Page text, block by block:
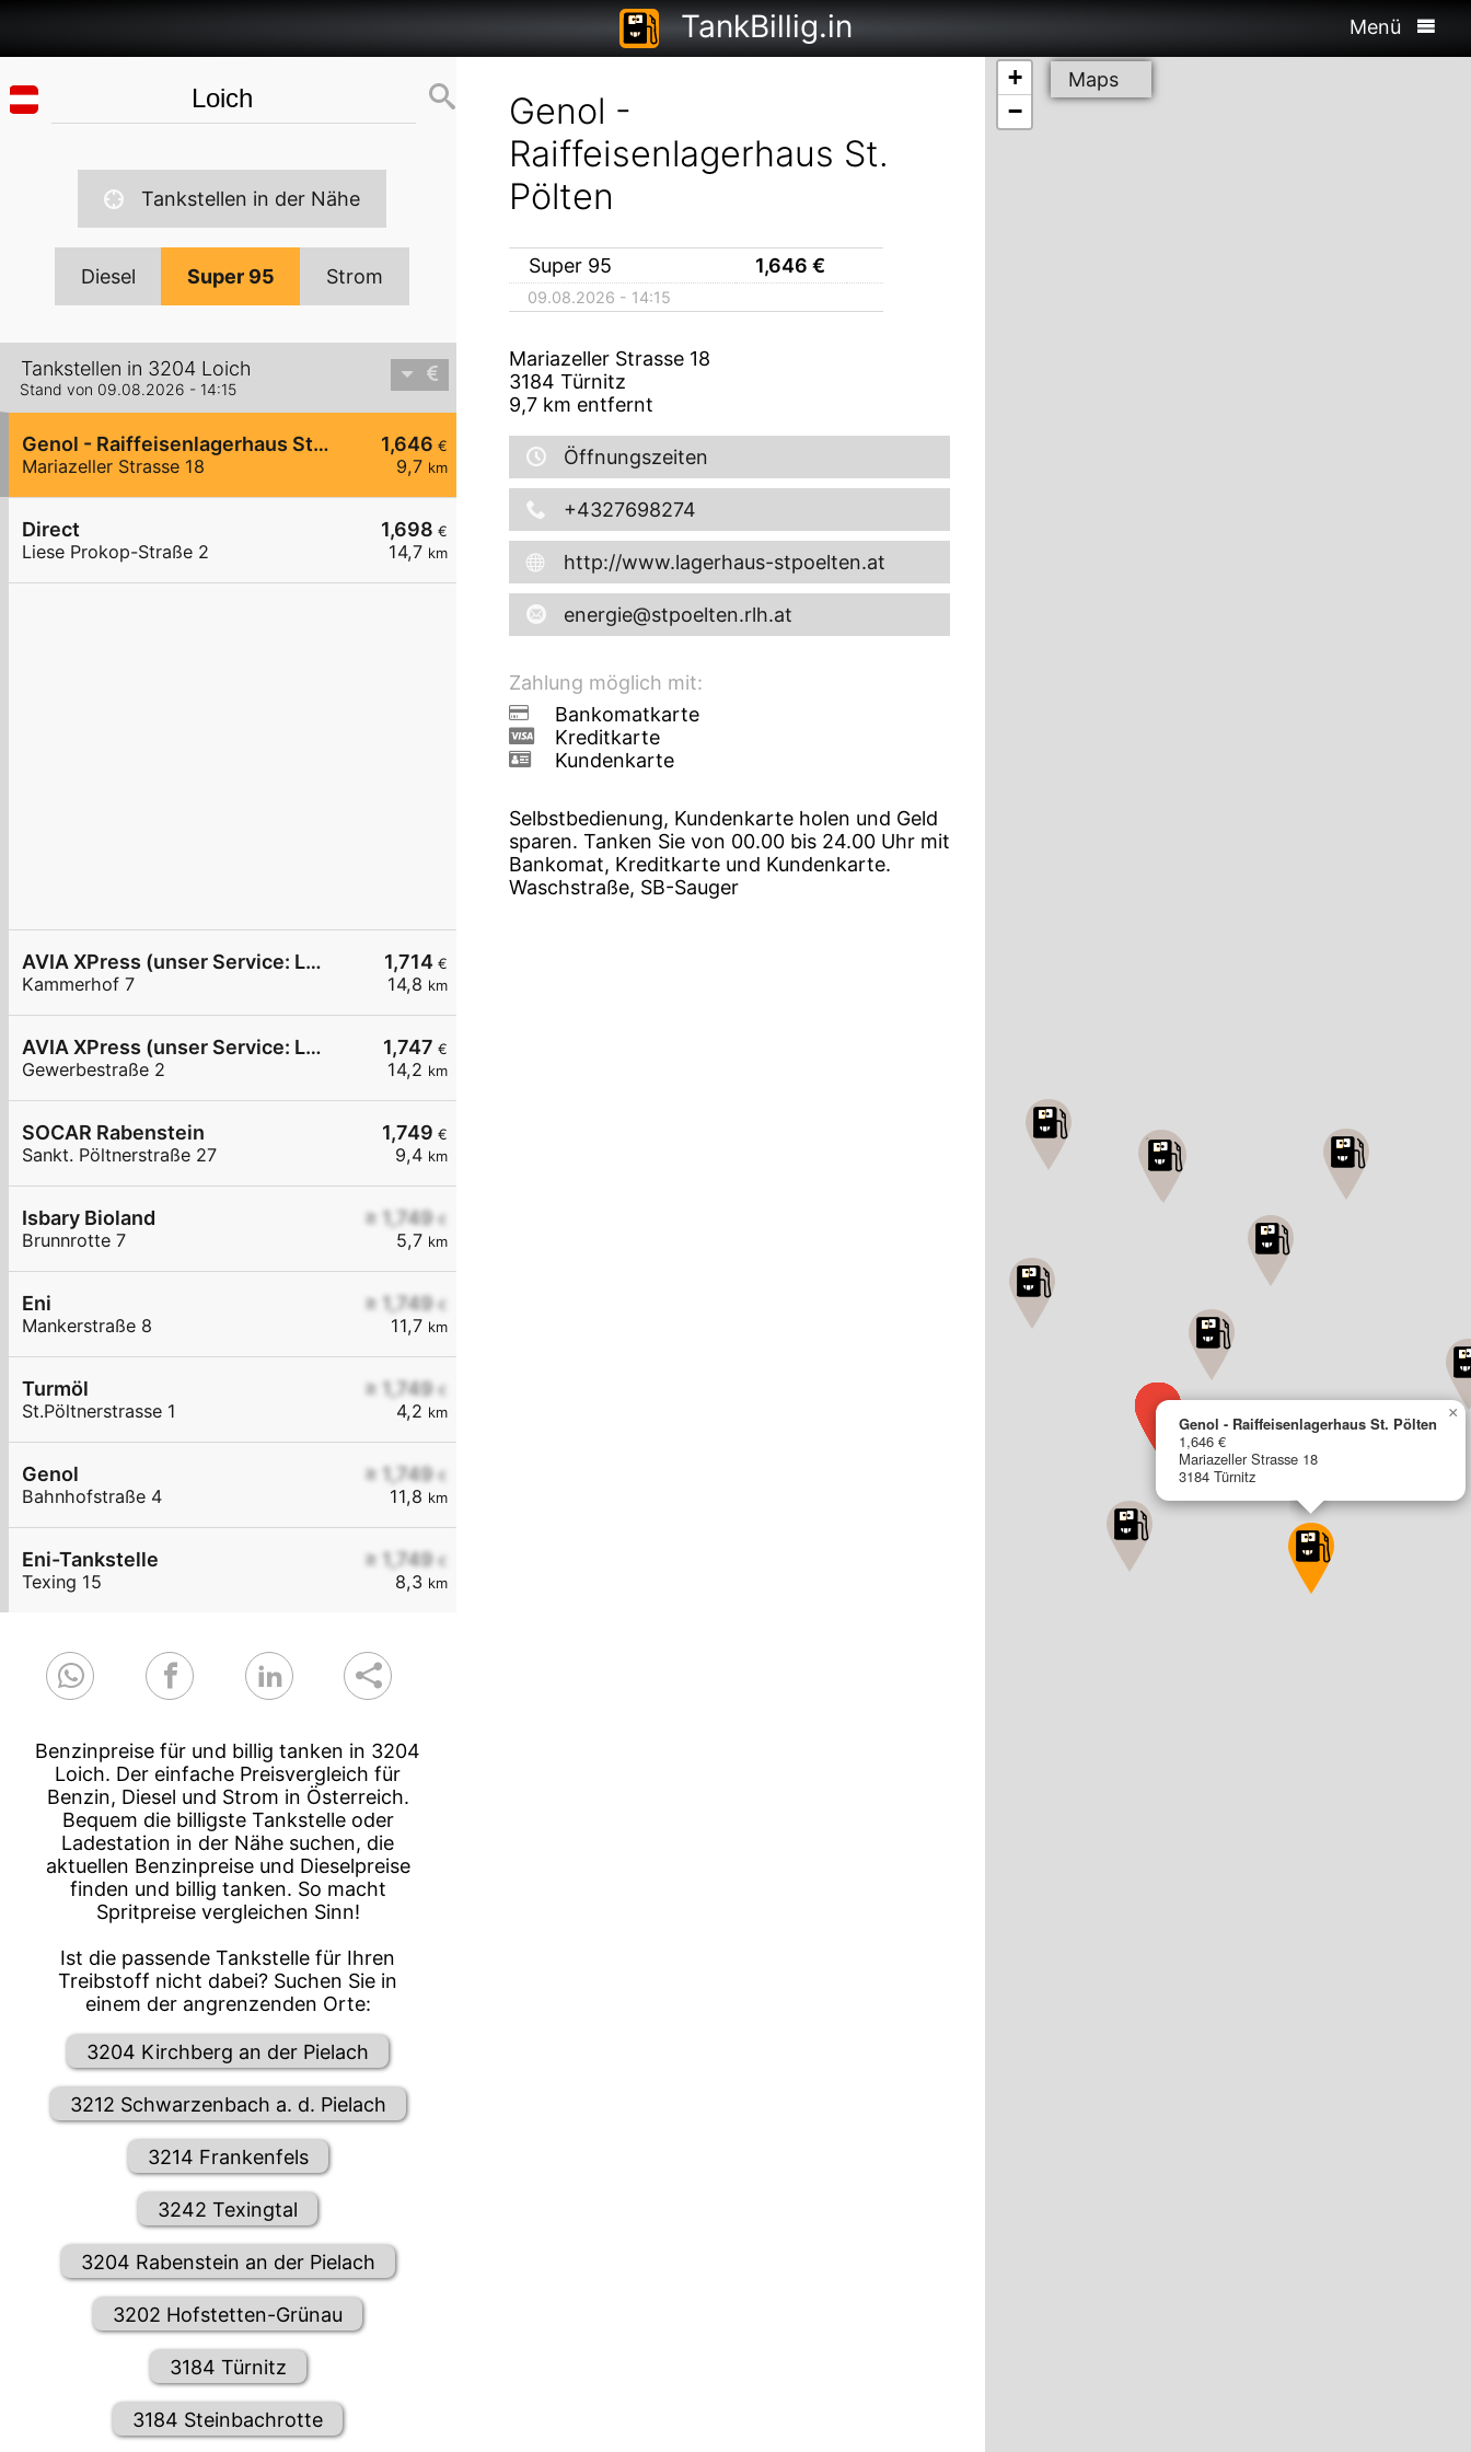
TankBillig.in Menü
Tankstellen in der Nähe
Diesel Super 95 Strom
Tankstellen in 3204 Loich
Stand von 09.08.2026 - 14:15
1,646 €
9,7 km
Genol - Raiffeisenlagerhaus St. Pölten
Mariazeller Strasse 18
1,698 €
14,7 km
Direct
Liese Prokop-Straße 2
1,714 €
14,8 km
AVIA XPress (unser Service: Luft und Wasser)
Kammerhof 7
1,747 €
14,2 km
AVIA XPress (unser Service: Luft und Wasser)
Gewerbestraße 2
1,749 €
9,4 km
SOCAR Rabenstein
Sankt. Pöltnerstraße 27
≥ 1,749 €
5,7 km
Isbary Bioland
Brunnrotte 7
≥ 1,749 €
11,7 km
Eni
Mankerstraße 8
≥ 1,749 €
4,2 km
Turmöl
St.Pöltnerstrasse 1
≥ 1,749 €
11,8 km
Genol
Bahnhofstraße 4
≥ 1,749 €
8,3 km
Eni-Tankstelle
Texing 15
Benzinpreise für und billig tanken in 3204
Loich. Der einfache Preisvergleich für
Benzin, Diesel und Strom in Österreich.
Bequem die billigste Tankstelle oder
Ladestation in der Nähe suchen, die
aktuellen Benzinpreise und Dieselpreise
finden und billig tanken. So macht
Spritpreise vergleichen Sinn!
Ist die passende Tankstelle für Ihren
Treibstoff nicht dabei? Suchen Sie in
einem der angrenzenden Orte:
3204 Kirchberg an der Pielach
3212 Schwarzenbach a. d. Pielach
3214 Frankenfels
3242 Texingtal
3204 Rabenstein an der Pielach
3202 Hofstetten-Grünau
3184 Türnitz
3184 Steinbachrotte
Genol -
Raiffeisenlagerhaus St.
Pölten
Super 95 1,646 €
09.08.2026 - 14:15
Mariazeller Strasse 18
3184 Türnitz
9,7km entfernt
Öffnungszeiten
+4327698274
http://www.lagerhaus-stpoelten.at
energie@stpoelten.rlh.at
Zahlung möglich mit:
Bankomatkarte
Kreditkarte
Kundenkarte
Selbstbedienung, Kundenkarte holen und Geld
sparen. Tanken Sie von 00.00 bis 24.00 Uhr mit
Bankomat, Kreditkarte und Kundenkarte.
Waschstraße, SB-Sauger
Genol - Raiffeisenlagerhaus St. Pölten
1,646 €
Mariazeller Strasse 18
3184 Türnitz
×
+
−
Maps